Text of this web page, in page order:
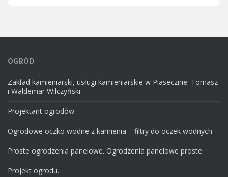
OGRÓD
Zakład kamieniarski, usługi kamieniarskie w Piasecznie. Tomasz
i Waldemar Wilczyński
Projektant ogrodów.
Ogrodowe oczko wodne z kamienia – filtry do oczek wodnych
Proste ogrodzenia panelowe. Ogrodzenia panelowe proste
Projekt ogrodu.